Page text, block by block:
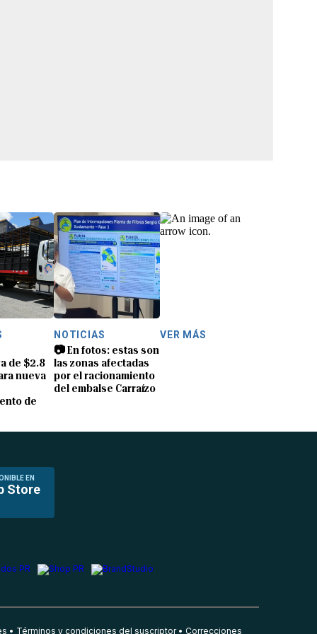
de $2.8
nueva
de
NOTICIAS
📷 En fotos: estas son
las zonas afectadas
por el racionamiento
del embalse Carraízo
VER MÁS
EN
Store
Términos y condiciones del suscriptor Correcciones